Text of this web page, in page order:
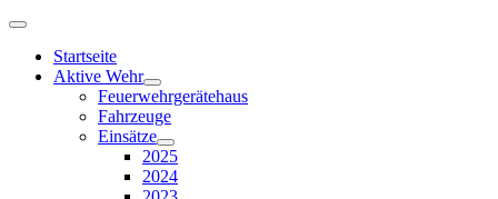
Startseite
Aktive Wehr
Feuerwehrgerätehaus
Fahrzeuge
Einsätze
2025
2024